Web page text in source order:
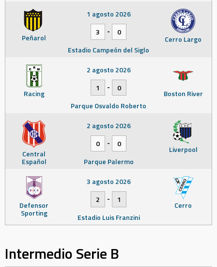
Peñarol Cerro Largo
1 agosto 2026
3
-
0
Estadio Campeón del Siglo
Racing Boston River
2 agosto 2026
1
-
0
Parque Osvaldo Roberto
Central
Español
Liverpool
2 agosto 2026
0
-
0
Parque Palermo
Defensor
Sporting
Cerro
3 agosto 2026
2
-
1
Estadio Luis Franzini
Intermedio Serie B